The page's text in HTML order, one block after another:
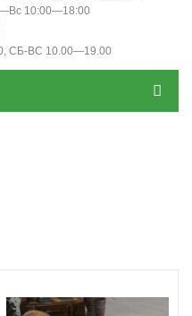
10:00—18:00
СБ-ВС 10.00—19.00